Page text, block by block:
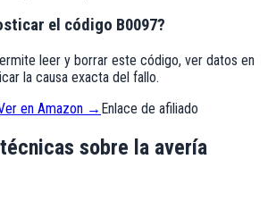
el código B0097?
leer y borrar este código, ver datos en
la causa exacta del fallo.
en Amazon → Enlace de afiliado
sobre la avería